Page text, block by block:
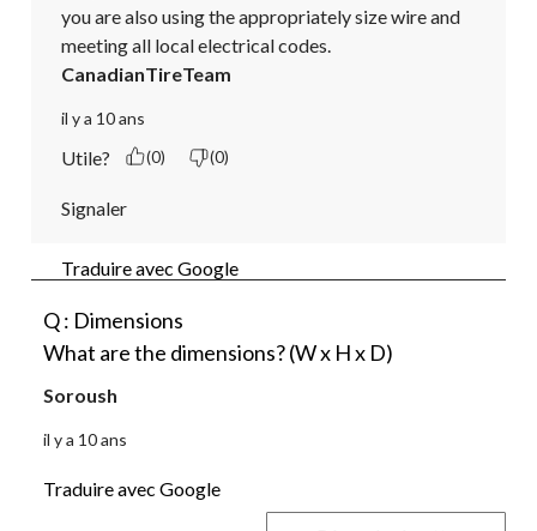
you are also using the appropriately size wire and
meeting all local electrical codes.
CanadianTireTeam
il y a 10 ans
Utile? (0) (0)
Signaler
Traduire avec Google
Q : Dimensions
What are the dimensions? (W x H x D)
Soroush
il y a 10 ans
Traduire avec Google